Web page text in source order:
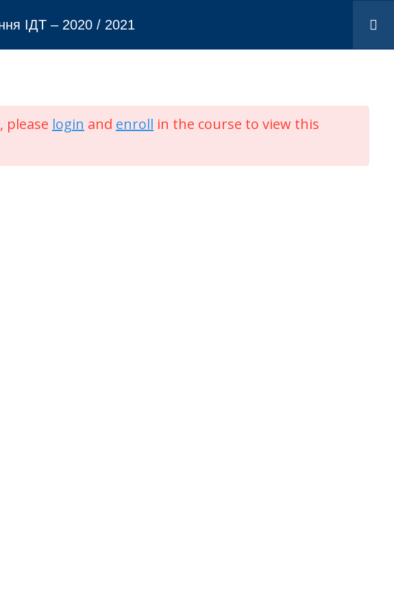
LVIV DNIPRO
ІДТ – 2020 / 2021
please login and enroll in the course to view this